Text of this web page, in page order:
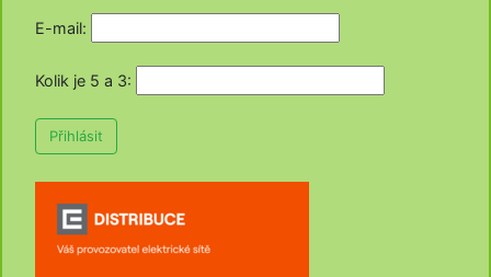
E-mail:
Kolik je 5 a 3:
Přihlásit